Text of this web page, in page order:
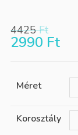
4425Ft
2990 Ft
Méret
Korosztály